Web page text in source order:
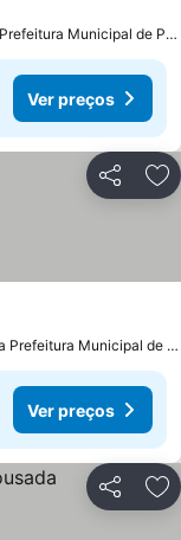
a 19.3 km de Prédio da Prefeitura Municipal de Pedreira
Ver preços
Partilhar
a 19.9 km de Prédio da Prefeitura Municipal de Pedreira
Ver preços
Partilhar